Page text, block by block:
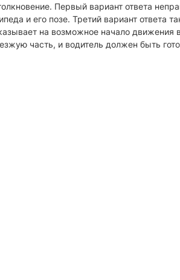
Первый вариант ответа
и его позе. Третий вариант ответа
на возможное начало
часть, и водитель должен быть